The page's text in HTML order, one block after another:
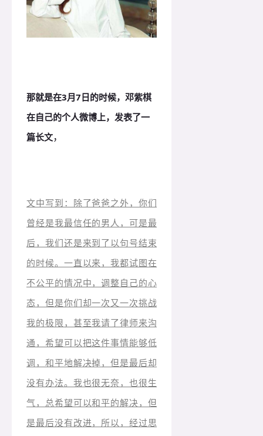
那就是在3月7日的时候，邓紫棋
在自己的个人微博上，发表了一
篇长文，
文中写到：除了爸爸之外，你们
曾经是我最信任的男人，可是最
后，我们还是来到了以句号结束
的时候。一直以来，我都试图在
不公平的情况中，调整自己的心
态，但是你们却一次又一次挑战
我的极限，甚至我请了律师来沟
通，希望可以把这件事情能够低
调，和平地解决掉，但是最后却
没有办法。我也很无奈，也很生
气，总希望可以和平的解决，但
是最后没有改进，所以，经过思